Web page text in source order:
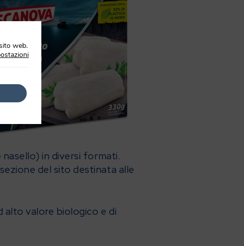
in diversi formati.
del sito destinata alle
alto valore biologico e di
web.